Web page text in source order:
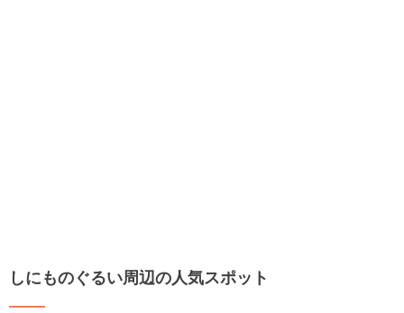
しにものぐるい周辺の人気スポット